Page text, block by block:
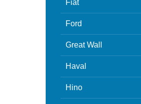
Fiat
Ford
Great Wall
Haval
Hino